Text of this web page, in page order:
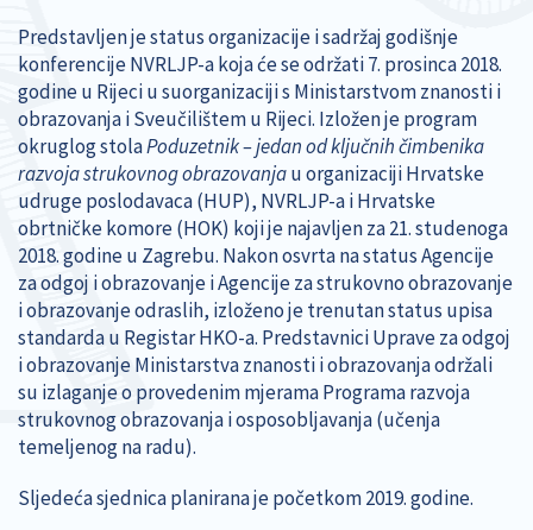
Predstavljen je status organizacije i sadržaj godišnje
konferencije NVRLJP-a koja će se održati 7. prosinca 2018.
godine u Rijeci u suorganizaciji s Ministarstvom znanosti i
obrazovanja i Sveučilištem u Rijeci. Izložen je program
okruglog stolaPoduzetnik – jedan od ključnih čimbenika
razvoja strukovnog obrazovanjau organizaciji Hrvatske
udruge poslodavaca (HUP), NVRLJP-a i Hrvatske
obrtničke komore (HOK) koji je najavljen za 21. studenoga
2018. godine u Zagrebu. Nakon osvrta na status Agencije
za odgoj i obrazovanje i Agencije za strukovno obrazovanje
i obrazovanje odraslih, izloženo je trenutan status upisa
standarda u Registar HKO-a. Predstavnici Uprave za odgoj
i obrazovanje Ministarstva znanosti i obrazovanja održali
su izlaganje o provedenim mjerama Programa razvoja
strukovnog obrazovanja i osposobljavanja (učenja
temeljenog na radu).
Sljedeća sjednica planirana je početkom 2019. godine.